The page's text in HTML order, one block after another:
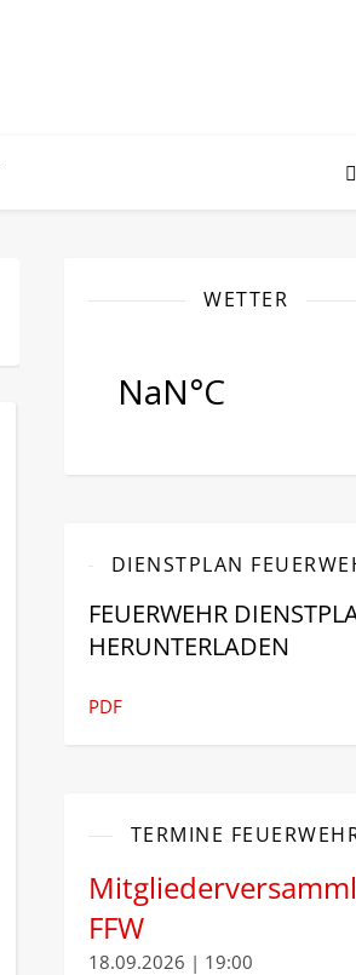
WETTER
DIENSTPLAN
FEUERWEHR
HERUNTERLADEN
PDF
TERMINE
FFW
18.09.2026 | 19:00